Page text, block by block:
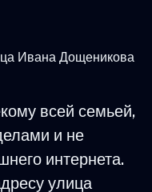
Ивана Дощеникова
всей семьей,
и не
интернета.
улица